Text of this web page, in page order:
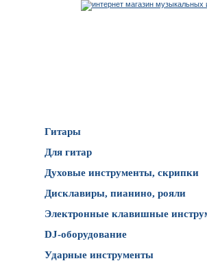
Гитары
Для гитар
Духовые инструменты, скрипки
Дисклавиры, пианино, рояли
Электронные клавишные
DJ-оборудование
Ударные инструменты